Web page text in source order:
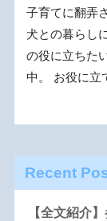
子育てに翻弄
犬との暮らし
の役に立ちた
中。 お役に立
Recent
【全文紹介